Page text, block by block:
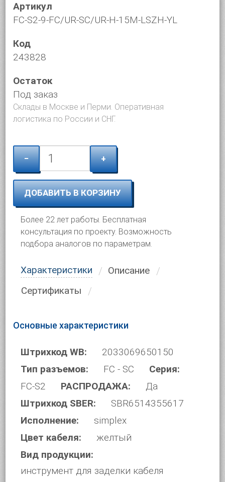
Артикул
FC-S2-9-FC/UR-SC/UR-H-15M-LSZH-YL
Код
243828
Остаток
Под заказ
Склады в Москве и Перми. Оперативная
логистика по России и СНГ.
− +
ДОБАВИТЬ В КОРЗИНУ
Более 22 лет работы. Бесплатная
консультация по проекту. Возможность
подбора аналогов по параметрам.
Характеристики
Описание
Сертификаты
Основные характеристики
Штрихкод WB:
2033069650150
Тип разъемов:
FC - SC
Серия:
FC-S2
РАСПРОДАЖА:
Да
Штрихкод SBER:
SBR6514355617
Исполнение:
simplex
Цвет кабеля:
желтый
Вид продукции:
инструмент для заделки кабеля